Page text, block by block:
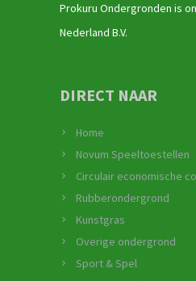
Prokuru Ondergronden is
Nederland B.V.
DIRECT NAAR
Home
Novum Speeltoestellen
Circulair economische
Rubberondergrond
Kunstgras
Overige ondergrond
Sport & Spel